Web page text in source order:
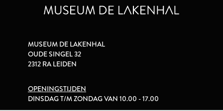
MUSEUM DE LAKENHAL
OUDE SINGEL 32
2312 RA LEIDEN
OPENINGSTIJDEN
DINSDAG T/M ZONDAG VAN 10.00 - 17.00